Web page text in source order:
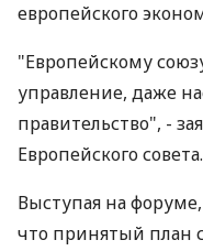
европейского
"Европейскому
управление, даже
правительство", -
Европейского совета.
Выступая на
что принятый план